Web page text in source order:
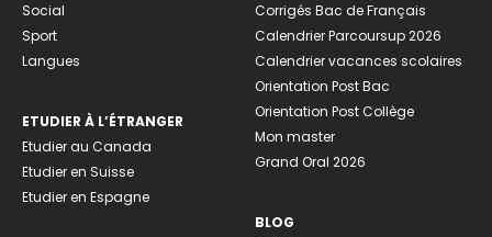
Social
Sport
Langues
ETUDIER À L’ÉTRANGER
Etudier au Canada
Etudier en Suisse
Etudier en Espagne
Corrigés Bac de Français
Calendrier Parcoursup 2026
Calendrier vacances scolaires
Orientation Post Bac
Orientation Post Collège
Mon master
Grand Oral 2026
BLOG